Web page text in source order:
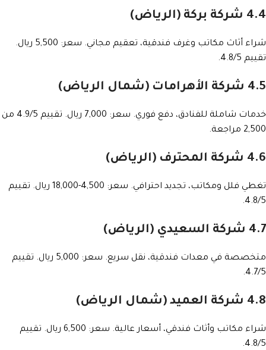
4.4 شركة بركة (الرياض)
شراء أثاث مكاتب وغرف فندقية، تعقيم مجاني. سعر: 5,500 ريال.
تقييم 4.8/5.
4.5 شركة الأهرامات (شمال الرياض)
خدمات شاملة للفنادق، دفع فوري. سعر: 7,000 ريال. تقييم 4.9/5 من
2,500 مراجعة.
4.6 شركة المحترف (الرياض)
تغطي فلل ومكاتب، تجديد احترافي. سعر: 4,500-18,000 ريال. تقييم
4.8/5.
4.7 شركة السعيدي (الرياض)
متخصصة في معدات فندقية، نقل سريع. سعر: 5,000 ريال. تقييم
4.7/5.
4.8 شركة العميد (شمال الرياض)
شراء مكاتب وأثاث فندقي، أسعار عالية. سعر: 6,500 ريال. تقييم
4.8/5.